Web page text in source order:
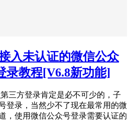
入未认证的微信公众
录教程[V6.8新功能]
三方登录肯定是必不可少的，子
登录，当然少不了现在最常用的微
，使用微信公众号登录需要认证的